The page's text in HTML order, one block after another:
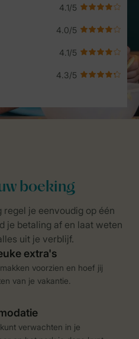
voorzien en hoef jij
van je vakantie.
verwachten in je